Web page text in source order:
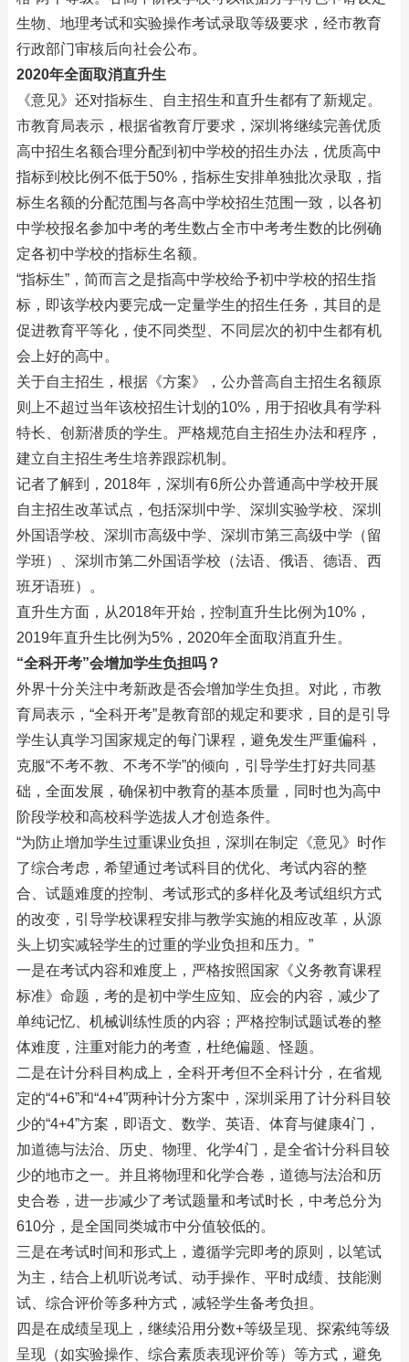
生物、地理考试和实验操作考试录取等级要求，经市教育
行政部门审核后向社会公布。
2020年全面取消直升生
《意见》还对指标生、自主招生和直升生都有了新规定。
市教育局表示，根据省教育厅要求，深圳将继续完善优质
高中招生名额合理分配到初中学校的招生办法，优质高中
指标到校比例不低于50%，指标生安排单独批次录取，指
标生名额的分配范围与各高中学校招生范围一致，以各初
中学校报名参加中考的考生数占全市中考考生数的比例确
定各初中学校的指标生名额。
“指标生”，简而言之是指高中学校给予初中学校的招生指
标，即该学校内要完成一定量学生的招生任务，其目的是
促进教育平等化，使不同类型、不同层次的初中生都有机
会上好的高中。
关于自主招生，根据《方案》，公办普高自主招生名额原
则上不超过当年该校招生计划的10%，用于招收具有学科
特长、创新潜质的学生。严格规范自主招生办法和程序，
建立自主招生考生培养跟踪机制。
记者了解到，2018年，深圳有6所公办普通高中学校开展
自主招生改革试点，包括深圳中学、深圳实验学校、深圳
外国语学校、深圳市高级中学、深圳市第三高级中学（留
学班）、深圳市第二外国语学校（法语、俄语、德语、西
班牙语班）。
直升生方面，从2018年开始，控制直升生比例为10%，
2019年直升生比例为5%，2020年全面取消直升生。
“全科开考”会增加学生负担吗？
外界十分关注中考新政是否会增加学生负担。对此，市教
育局表示，“全科开考”是教育部的规定和要求，目的是引导
学生认真学习国家规定的每门课程，避免发生严重偏科，
克服“不考不教、不考不学”的倾向，引导学生打好共同基
础，全面发展，确保初中教育的基本质量，同时也为高中
阶段学校和高校科学选拔人才创造条件。
“为防止增加学生过重课业负担，深圳在制定《意见》时作
了综合考虑，希望通过考试科目的优化、考试内容的整
合、试题难度的控制、考试形式的多样化及考试组织方式
的改变，引导学校课程安排与教学实施的相应改革，从源
头上切实减轻学生的过重的学业负担和压力。”
一是在考试内容和难度上，严格按照国家《义务教育课程
标准》命题，考的是初中学生应知、应会的内容，减少了
单纯记忆、机械训练性质的内容；严格控制试题试卷的整
体难度，注重对能力的考查，杜绝偏题、怪题。
二是在计分科目构成上，全科开考但不全科计分，在省规
定的“4+6”和“4+4”两种计分方案中，深圳采用了计分科目较
少的“4+4”方案，即语文、数学、英语、体育与健康4门，
加道德与法治、历史、物理、化学4门，是全省计分科目较
少的地市之一。并且将物理和化学合卷，道德与法治和历
史合卷，进一步减少了考试题量和考试时长，中考总分为
610分，是全国同类城市中分值较低的。
三是在考试时间和形式上，遵循学完即考的原则，以笔试
为主，结合上机听说考试、动手操作、平时成绩、技能测
试、综合评价等多种方式，减轻学生备考负担。
四是在成绩呈现上，继续沿用分数+等级呈现、探索纯等级
呈现（如实验操作、综合素质表现评价等）等方式，避免